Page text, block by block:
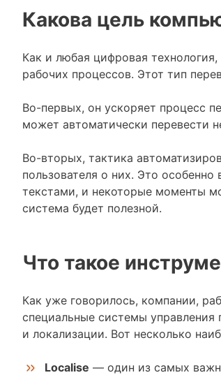
Какова цель
Как и любая цифровая
рабочих процессов. Этот тип
Во-первых, он ускоряет процесс
может автоматически перевести
Во-вторых, тактика
пользователя о них. Это
текстами, и некоторые моменты
система будет полезной.
Что такое
Как уже говорилось, компании,
специальные системы
и локализации. Вот несколько
Localise — один из самых